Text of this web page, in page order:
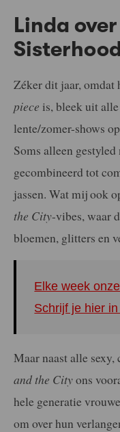
Linda over
Zéker dit jaar, omdat
piece is, bleek uit
lente/zomer-shows
Soms alleen
gecombineerd tot
jassen. Wat mij ook
the City-vibes, waar
bloemen, glitters en
Elke week
Schrijf je hier
Maar naast alle
and the Cityons
hele generatie
om over hun